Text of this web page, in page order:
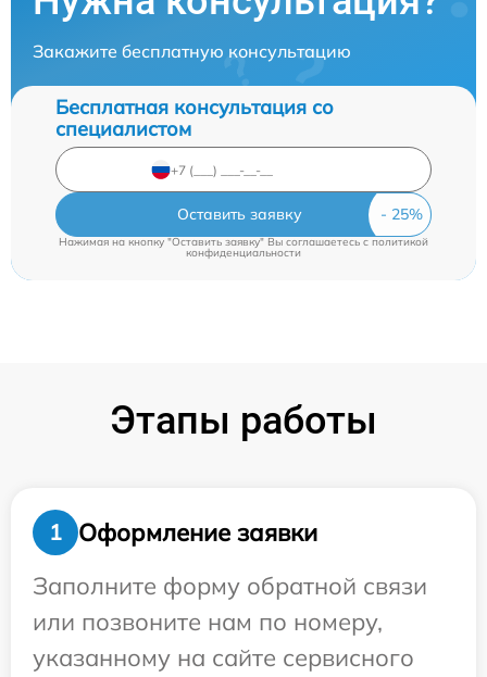
Закажите бесплатную консультацию
Бесплатная консультация со
специалистом
Оставить заявку
Нажимая на кнопку "Оставить заявку" Вы соглашаетесь cполитикой
конфиденциальности
Этапы работы
1
Оформление заявки
Заполните форму обратной связи
или позвоните нам по номеру,
указанному на сайте сервисного